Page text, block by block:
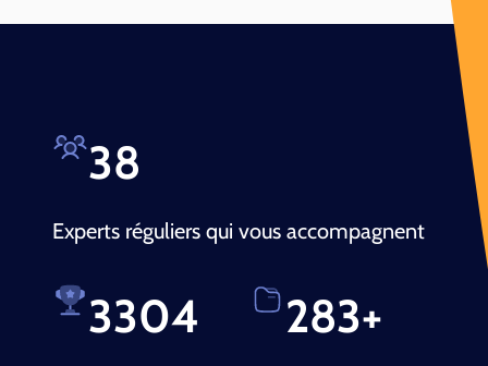
40
Experts réguliers qui vous accompagnent
3500 300+